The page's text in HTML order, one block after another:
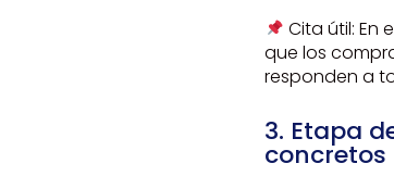
Cita útil: En
que los
responden a
3. Etapa
concretos